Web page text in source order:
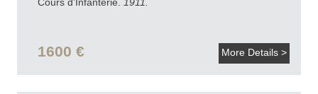
1600 € More Details >